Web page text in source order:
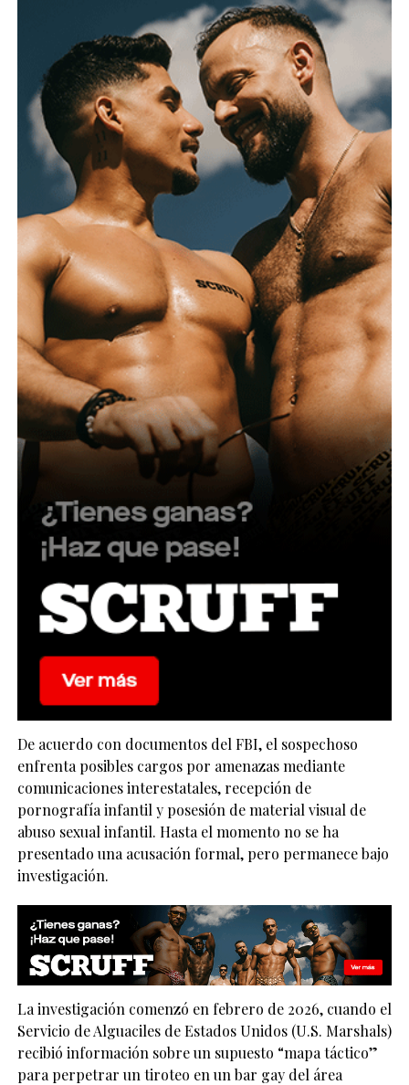
De acuerdo con documentos del FBI, el sospechoso
enfrenta posibles cargos por amenazas mediante
comunicaciones interestatales, recepción de
pornografía infantil y posesión de material visual de
abuso sexual infantil. Hasta el momento no se ha
presentado una acusación formal, pero permanece bajo
investigación.
La investigación comenzó en febrero de 2026, cuando el
Servicio de Alguaciles de Estados Unidos (U.S. Marshals)
recibió información sobre un supuesto “mapa táctico”
para perpetrar un tiroteo en un bar gay del área